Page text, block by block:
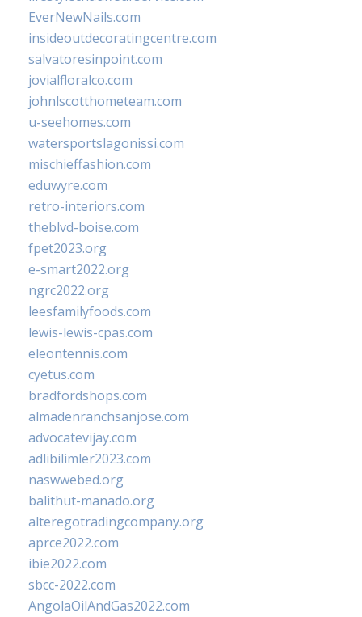
EverNewNails.com
insideoutdecoratingcentre.com
salvatoresinpoint.com
jovialfloralco.com
johnlscotthometeam.com
u-seehomes.com
watersportslagonissi.com
mischieffashion.com
eduwyre.com
retro-interiors.com
theblvd-boise.com
fpet2023.org
e-smart2022.org
ngrc2022.org
leesfamilyfoods.com
lewis-lewis-cpas.com
eleontennis.com
cyetus.com
bradfordshops.com
almadenranchsanjose.com
advocatevijay.com
adlibilimler2023.com
naswwebed.org
balithut-manado.org
alteregotradingcompany.org
aprce2022.com
ibie2022.com
sbcc-2022.com
AngolaOilAndGas2022.com